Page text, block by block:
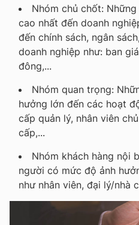
Nhóm chủ chốt:
cao nhất đến doanh
đến chính sách, ngân
doanh nghiệp như: ban
đông,...
Nhóm quan trọng:
hưởng lớn đến các hoạt
cấp quản lý, nhân viên
cấp,...
Nhóm khách hàng nội
người có mức độ ảnh
như nhân viên, đại lý/nhà